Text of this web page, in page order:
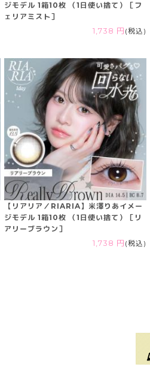
ジモデル 1箱10枚 （1日使い捨て）［フ
ェリアミスト］
1,738 円 (税込)
【リアリア／RIARIA】米澤りあイメー
ジモデル 1箱10枚 （1日使い捨て）［リ
アリーブラウン］
1,738 円 (税込)